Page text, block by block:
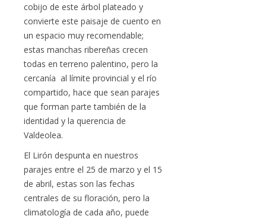
cobijo de este árbol plateado y
convierte este paisaje de cuento en
un espacio muy recomendable;
estas manchas ribereñas crecen
todas en terreno palentino, pero la
cercanía al límite provincial y el río
compartido, hace que sean parajes
que forman parte también de la
identidad y la querencia de
Valdeolea.
El Lirón despunta en nuestros
parajes entre el 25 de marzo y el 15
de abril, estas son las fechas
centrales de su floración, pero la
climatología de cada año, puede